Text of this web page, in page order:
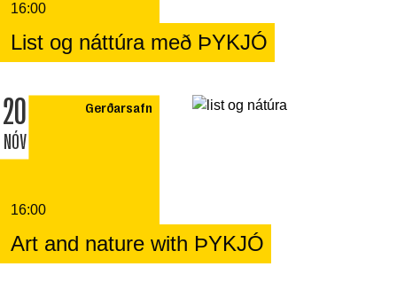
16:00
List og náttúra með ÞYKJÓ
20
NÓV
Gerðarsafn
16:00
Art and nature with ÞYKJÓ